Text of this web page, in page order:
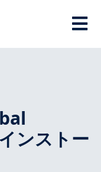
ンストー